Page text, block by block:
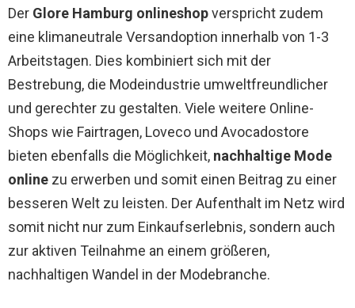
Der Glore Hamburg onlineshopverspricht zudem
eine klimaneutrale Versandoption innerhalb von 1-3
Arbeitstagen. Dies kombiniert sich mit der
Bestrebung, die Modeindustrie umweltfreundlicher
und gerechter zu gestalten. Viele weitere Online-
Shops wie Fairtragen, Loveco und Avocadostore
bieten ebenfalls die Möglichkeit, nachhaltige Mode
online zu erwerben und somit einen Beitrag zu einer
besseren Welt zu leisten. Der Aufenthalt im Netz wird
somit nicht nur zum Einkaufserlebnis, sondern auch
zur aktiven Teilnahme an einem größeren,
nachhaltigen Wandel in der Modebranche.